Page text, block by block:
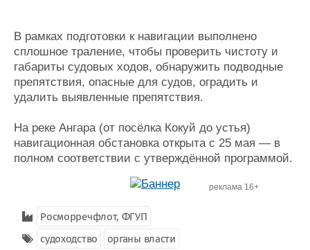
В рамках подготовки к навигации выполнено
сплошное траление, чтобы проверить чистоту и
габариты судовых ходов, обнаружить подводные
препятствия, опасные для судов, оградить и
удалить выявленные препятствия.
На реке Ангара (от посёлка Кокуй до устья)
навигационная обстановка открыта с 25 мая — в
полном соответствии с утверждённой программой.
реклама 16+
Росморречфлот, ФГУП
судоходство
органы власти